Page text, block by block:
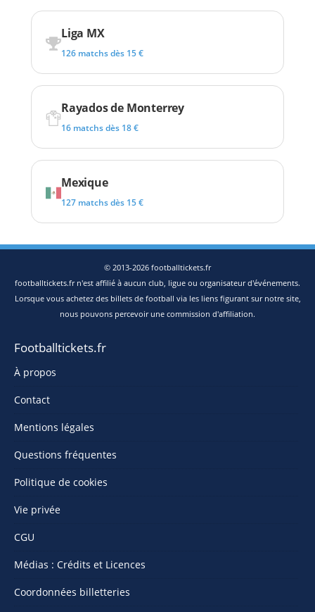
Liga MX
126 matchs dès 15 €
Rayados de Monterrey
16 matchs dès 18 €
Mexique
127 matchs dès 15 €
© 2013-2026 footballtickets.fr
footballtickets.fr n'est affilié à aucun club, ligue ou organisateur d'événements.
Lorsque vous achetez des billets de football via les liens figurant sur notre site,
nous pouvons percevoir une commission d'affiliation.
Footballtickets.fr
À propos
Contact
Mentions légales
Questions fréquentes
Politique de cookies
Vie privée
CGU
Médias : Crédits et Licences
Coordonnées billetteries